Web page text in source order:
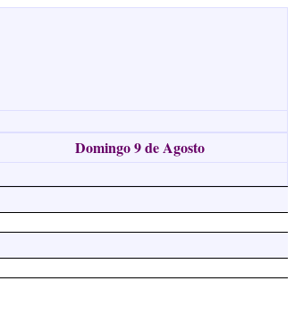
Domingo 9 de Agosto